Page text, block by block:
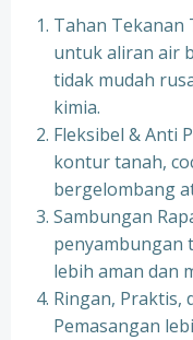
Tahan Tekanan
untuk aliran air
tidak mudah
kimia.
Fleksibel & Anti
kontur tanah,
bergelombang
Sambungan
penyambungan
lebih aman dan
Ringan, Praktis,
Pemasangan